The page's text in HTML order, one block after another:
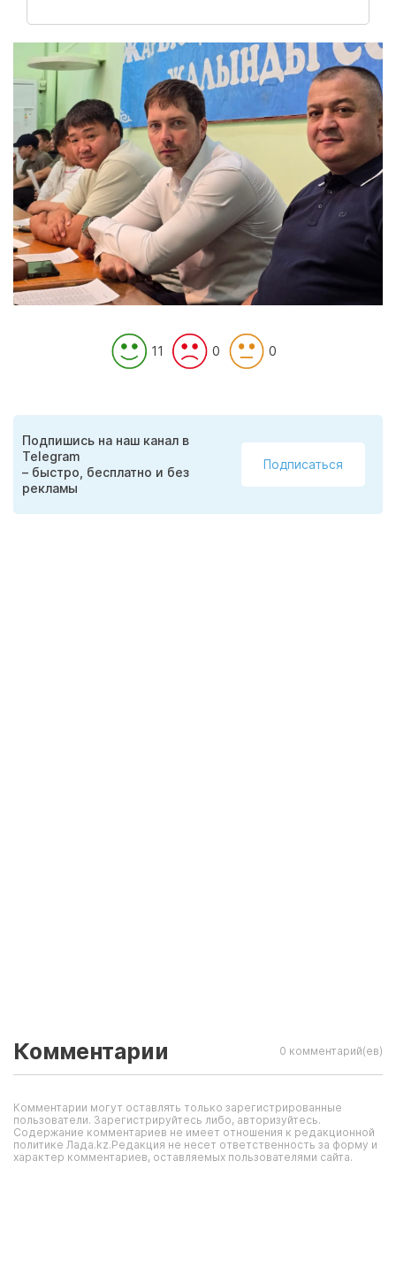
11 0 0
Подпишись на наш канал в
Telegram
– быстро, бесплатно и без
рекламы
Подписаться
Комментарии 0 комментарий(ев)
Комментарии могут оставлять только зарегистрированные
пользователи. Зарегистрируйтесь либо, авторизуйтесь.
Содержание комментариев не имеет отношения к редакционной
политике Лада.kz.Редакция не несет ответственность за форму и
характер комментариев, оставляемых пользователями сайта.